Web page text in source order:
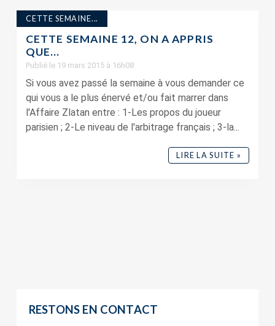
CETTE SEMAINE...
CETTE SEMAINE 12, ON A APPRIS
QUE…
Publié le 19 mars 2015 à 16h08
Si vous avez passé la semaine à vous demander ce
qui vous a le plus énervé et/ou fait marrer dans
l'Affaire Zlatan entre : 1-Les propos du joueur
parisien ; 2-Le niveau de l'arbitrage français ; 3-la...
LIRE LA SUITE »
RESTONS EN CONTACT